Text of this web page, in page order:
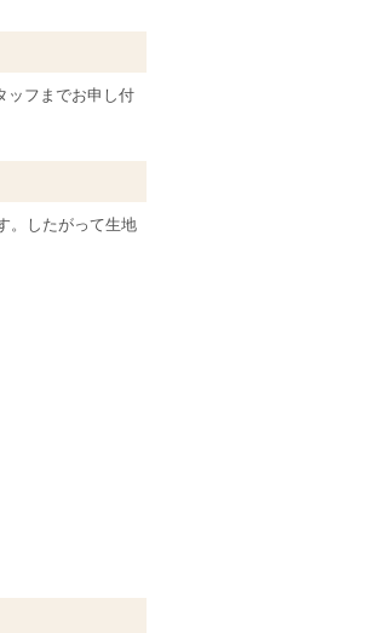
ッフまでお申し付
。したがって生地